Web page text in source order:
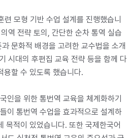
모형 기반 수업 설계를 진행했습니
역 전략 토의, 간단한 순차 통역 실습
문화적 배경을 고려한 교수법을 소개
시대의 후편집 교육 전략 등을 함께 다
용할 수 있도록 했습니다.
인을 위한 통번역 교육을 체계화하기
이 통번역 수업을 효과적으로 설계하
목적이 있었습니다. 또한 국제한국어